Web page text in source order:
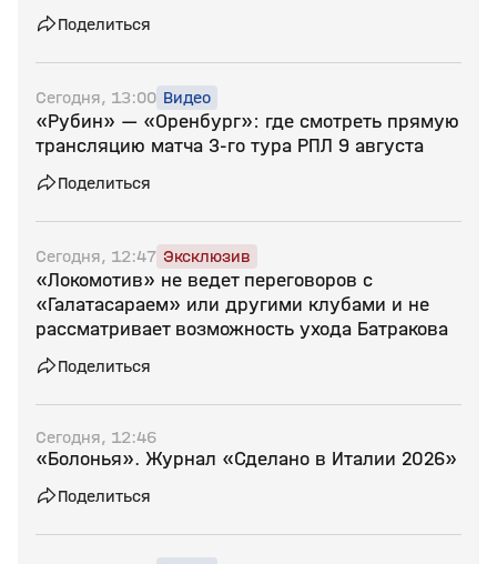
Поделиться
Сегодня, 13:00 Видео
«Рубин» — «Оренбург»: где смотреть прямую
трансляцию матча 3‑го тура РПЛ 9 августа
Поделиться
Сегодня, 12:47 Эксклюзив
«Локомотив» не ведет переговоров с
«Галатасараем» или другими клубами и не
рассматривает возможность ухода Батракова
Поделиться
Сегодня, 12:46
«Болонья». Журнал «Сделано в Италии 2026»
Поделиться